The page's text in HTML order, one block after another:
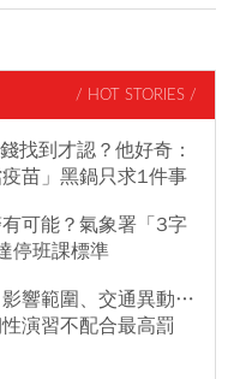
/ HOT STORIES /
找到才認？他好奇：
苗」黑鍋只求1件事
可能？氣象署「3字
停班課標準
響範圍、交通異動…
演習不配合最高罰